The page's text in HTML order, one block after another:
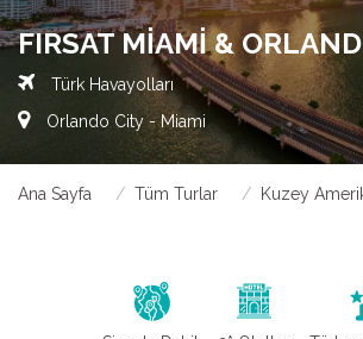
FIRSAT MIAMI &
Türk Havayolları
Orlando City - Miami
Ana Sayfa Tüm Turlar Kuzey